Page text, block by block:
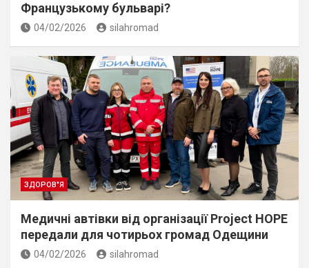
Французькому бульварі?
04/02/2026 silahromad
ЗДОРОВ"Я
Медичні автівки від організації Project HOPE
передали для чотирьох громад Одещини
04/02/2026 silahromad